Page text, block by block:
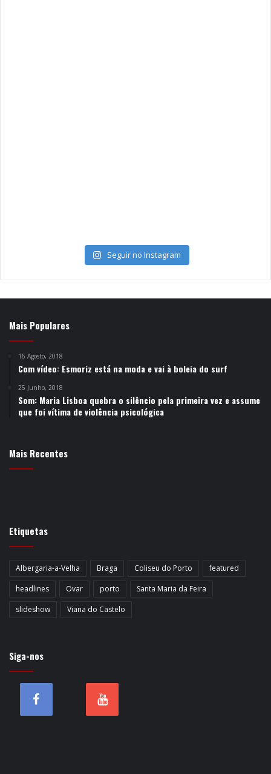
Seguir no Instagram
Mais Populares
16 Agosto, 2018
Com vídeo: Esmoriz está na moda e vai à boleia do surf
25 Junho, 2018
Som: Maria Lisboa quebra o silêncio pela primeira vez e assume
que foi vítima de violência psicológica
Mais Recentes
Etiquetas
Albergaria-a-Velha Braga Coliseu do Porto
featured
headlines
Ovar porto
Santa Maria da Feira
slideshow
Viana do Castelo
Siga-nos